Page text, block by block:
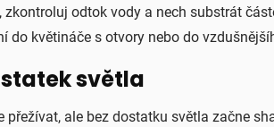
zkontroluj odtok vody a nech substrát
do květináče s otvory nebo do
světla
přežívat, ale bez dostatku světla začne